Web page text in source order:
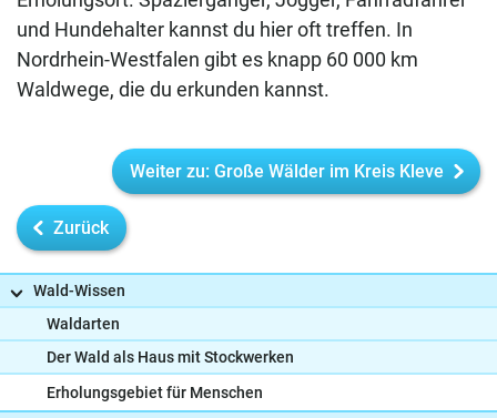
und Hundehalter kannst du hier oft treffen. In
Nordrhein-Westfalen gibt es knapp 60 000 km
Waldwege, die du erkunden kannst.
Zurück
Weiter zu: Große Wälder im Kreis Kleve
Wald-Wissen
Waldarten
Der Wald als Haus mit Stockwerken
Erholungsgebiet für Menschen